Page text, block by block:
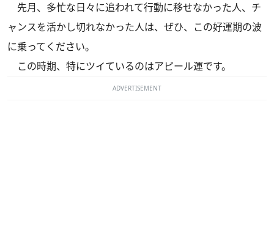
先月、多忙な日々に追われて行動に移せなかった人、チ
ャンスを活かし切れなかった人は、ぜひ、この好運期の波
に乗ってください。
この時期、特にツイているのはアピール運です。
ADVERTISEMENT